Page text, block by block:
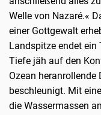
Welle von Nazaré.«
einer Gottgewalt
Landspitze endet ein
Tiefe jäh auf den
Ozean heranrollende
beschleunigt. Mit
die Wassermassen